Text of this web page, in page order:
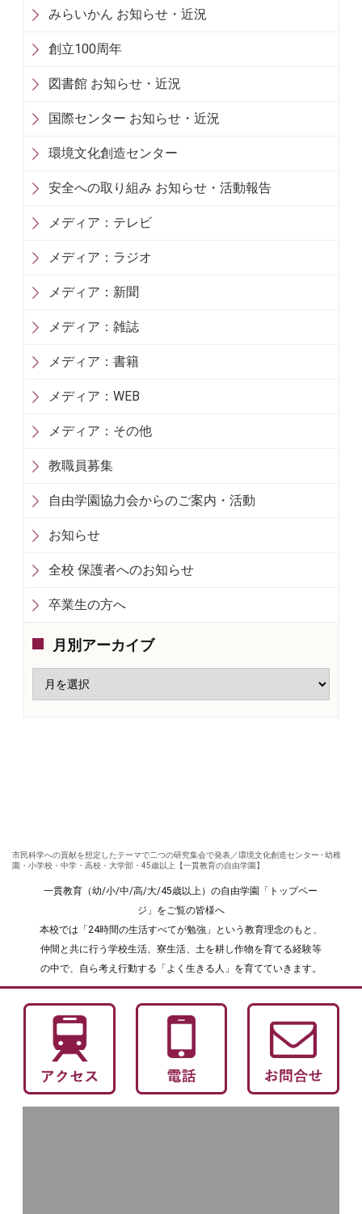
みらいかん お知らせ・近況
創立100周年
図書館 お知らせ・近況
国際センター お知らせ・近況
環境文化創造センター
安全への取り組み お知らせ・活動報告
メディア：テレビ
メディア：ラジオ
メディア：新聞
メディア：雑誌
メディア：書籍
メディア：WEB
メディア：その他
教職員募集
自由学園協力会からのご案内・活動
お知らせ
全校 保護者へのお知らせ
卒業生の方へ
月別アーカイブ
市民科学への貢献を想定したテーマで二つの研究集会で発表／環境文化創造センター - 幼稚
園・小学校・中学・高校・大学部・45歳以上【一貫教育の自由学園】
一貫教育（幼/小/中/高/大/45歳以上）の自由学園「トップペー
ジ」をご覧の皆様へ
本校では「24時間の生活すべてが勉強」という教育理念のもと、
仲間と共に行う学校生活、寮生活、土を耕し作物を育てる経験等
の中で、自ら考え行動する「よく生きる人」を育てていきます。